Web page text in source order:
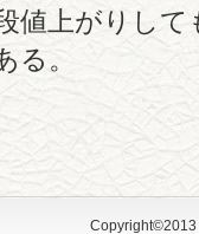
値上がりし
る。
Copyright©2013